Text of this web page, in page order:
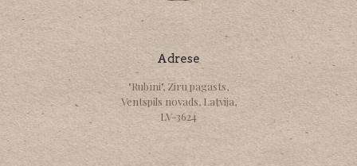
Adrese
"Rubīni", Ziru pagasts,
Ventspils novads, Latvija,
LV-3624